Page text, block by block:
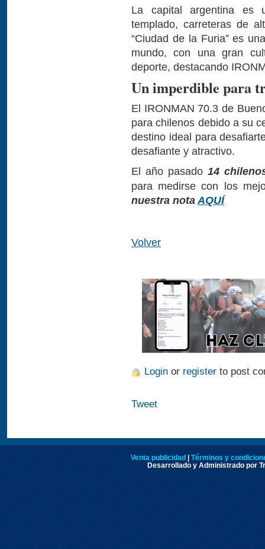
La capital argentina es
templado, carreteras de
“Ciudad de la Furia” es
mundo, con una gran
deporte, destacando
Un imperdible para
El IRONMAN 70.3 de
para chilenos debido a su
destino ideal para
desafiante y atractivo.
El año pasado 14
para medirse con los
nuestra notaAQUÍ
Volver
Login or register to post
Tweet
Venta publicidad | Términos y
Desarrollado y Administrado por